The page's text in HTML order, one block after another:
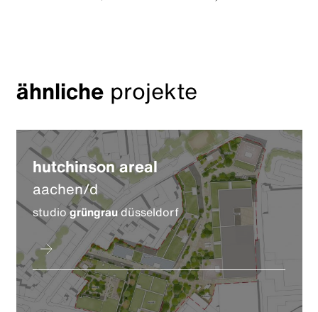
ähnlicheprojekte
hutchinson areal
aachen/d
studiogrüngraudüsseldorf